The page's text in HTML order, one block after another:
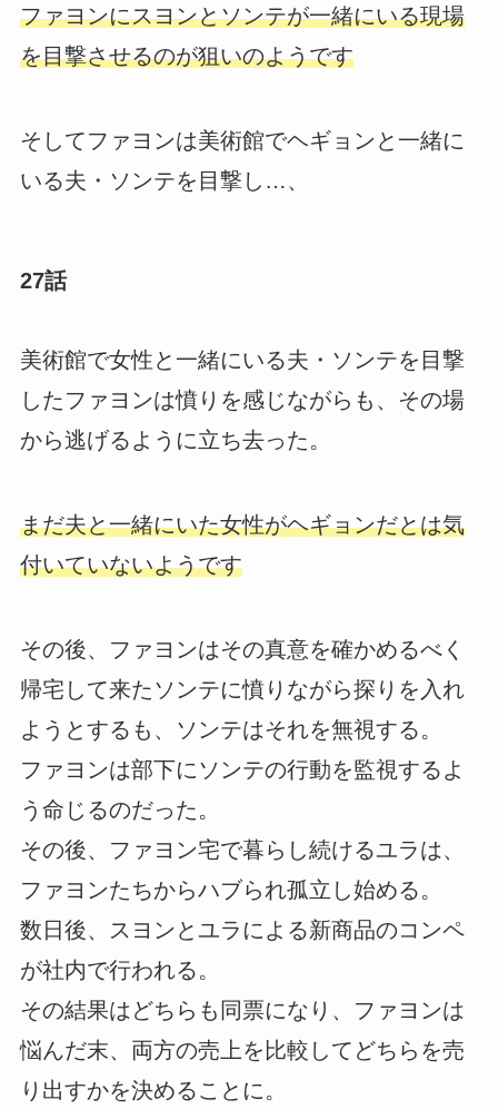
ファヨンにスヨンとソンテが一緒にいる現場
を目撃させるのが狙いのようです
そしてファヨンは美術館でヘギョンと一緒に
いる夫・ソンテを目撃し…、
27話
美術館で女性と一緒にいる夫・ソンテを目撃
したファヨンは憤りを感じながらも、その場
から逃げるように立ち去った。
まだ夫と一緒にいた女性がヘギョンだとは気
付いていないようです
その後、ファヨンはその真意を確かめるべく
帰宅して来たソンテに憤りながら探りを入れ
ようとするも、ソンテはそれを無視する。
ファヨンは部下にソンテの行動を監視するよ
う命じるのだった。
その後、ファヨン宅で暮らし続けるユラは、
ファヨンたちからハブられ孤立し始める。
数日後、スヨンとユラによる新商品のコンペ
が社内で行われる。
その結果はどちらも同票になり、ファヨンは
悩んだ末、両方の売上を比較してどちらを売
り出すかを決めることに。